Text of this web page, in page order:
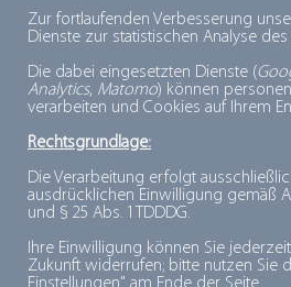
Zur fortlaufenden Verbesserung
Dienste zur statistischen Analyse
Die dabei eingesetzten Dienste (
Analytics, Matomo) können
verarbeiten und Cookies auf Ihrem
Rechtsgrundlage:
Die Verarbeitung erfolgt
ausdrücklichen Einwilligung gemäß
und § 25 Abs. 1 TDDDG.
Ihre Einwilligung können Sie
Zukunft widerrufen; bitte nutzen Sie
Die Tiefkühlwirtschaft, mit
über 22 Milliarden Euro einer
der Lebensmittelindustrie,
Millionen Menschen mitfrischen,
Lebensmitteln. 2024 stieg der
Tiefkühlprodukten in
Absatzstatistik auf einen